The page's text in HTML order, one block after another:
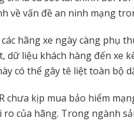
về vấn đề an ninh mạng
hãng xe ngày càng phụ
dữ liệu khách hàng đến xe
có thể gây tê liệt toàn bộ
chưa kịp mua bảo hiểm
của hãng. Trong ngành